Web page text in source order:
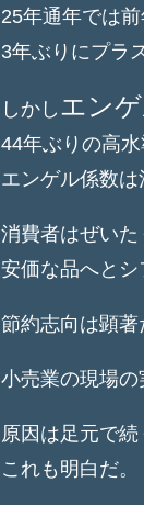
25年通年では前
3年ぶりにプラ
しかし エンゲ
44年ぶりの高水
エンゲル係数は
消費者はぜいた
安価な品へとシ
節約志向は顕著
小売業の現場の
原因は足元で続
これも明白だ。